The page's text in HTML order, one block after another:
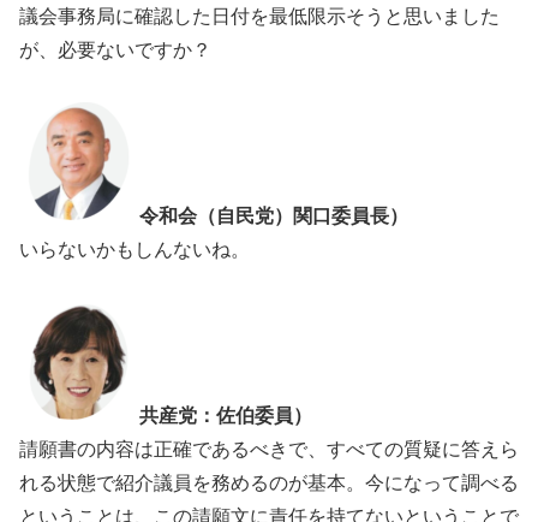
議会事務局に確認した日付を最低限示そうと思いました
が、必要ないですか？
令和会（自民党）関口委員長）
いらないかもしんないね。
共産党：佐伯委員）
請願書の内容は正確であるべきで、すべての質疑に答えら
れる状態で紹介議員を務めるのが基本。今になって調べる
ということは、この請願文に責任を持てないということで